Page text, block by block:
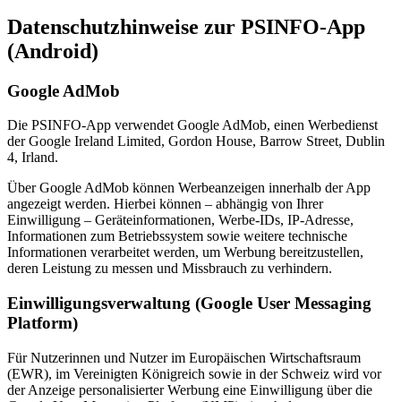
Datenschutzhinweise zur PSINFO-App
(Android)
Google AdMob
Die PSINFO-App verwendet Google AdMob, einen Werbedienst
der Google Ireland Limited, Gordon House, Barrow Street, Dublin
4, Irland.
Über Google AdMob können Werbeanzeigen innerhalb der App
angezeigt werden. Hierbei können – abhängig von Ihrer
Einwilligung – Geräteinformationen, Werbe-IDs, IP-Adresse,
Informationen zum Betriebssystem sowie weitere technische
Informationen verarbeitet werden, um Werbung bereitzustellen,
deren Leistung zu messen und Missbrauch zu verhindern.
Einwilligungsverwaltung (Google User Messaging
Platform)
Für Nutzerinnen und Nutzer im Europäischen Wirtschaftsraum
(EWR), im Vereinigten Königreich sowie in der Schweiz wird vor
der Anzeige personalisierter Werbung eine Einwilligung über die